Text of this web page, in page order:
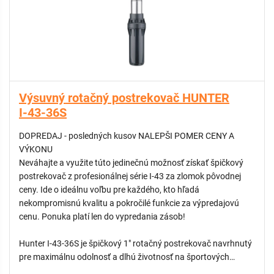
- Nerezový piest (Stainless Steel): Poskytuje extrémnu
pokrytie rohových aj otvorených sekcií.
- Integrovaný spätný ventil (ADV): Zabraňuje odvodneniu
systému cez najnižšie položené postrekovače, čím eliminuje
tvorbu kaluží a eróziu pôdy.
efektívne pokrýva rozľahlé areály, čím znižuje celkový počet
potrebných postrekovačov na plochu.
- Bezpečnostná funkcia: Prevodový mechanizmus je chránený
pred poškodením v prípade násilného otočenia výsuvnej časti
vďaka ochrannej spojke.
Výsuvný rotačný postrekovač HUNTER
I-43-36S
DOPREDAJ - posledných kusov NALEPŠI POMER CENY A
VÝKONU
Neváhajte a využite túto jedinečnú možnosť získať špičkový
postrekovač z profesionálnej série I-43 za zlomok pôvodnej
ceny. Ide o ideálnu voľbu pre každého, kto hľadá
nekompromisnú kvalitu a pokročilé funkcie za výpredajovú
cenu. Ponuka platí len do vypredania zásob!
Hunter I-43-36S je špičkový 1" rotačný postrekovač navrhnutý
pre maximálnu odolnosť a dlhú životnosť na športových